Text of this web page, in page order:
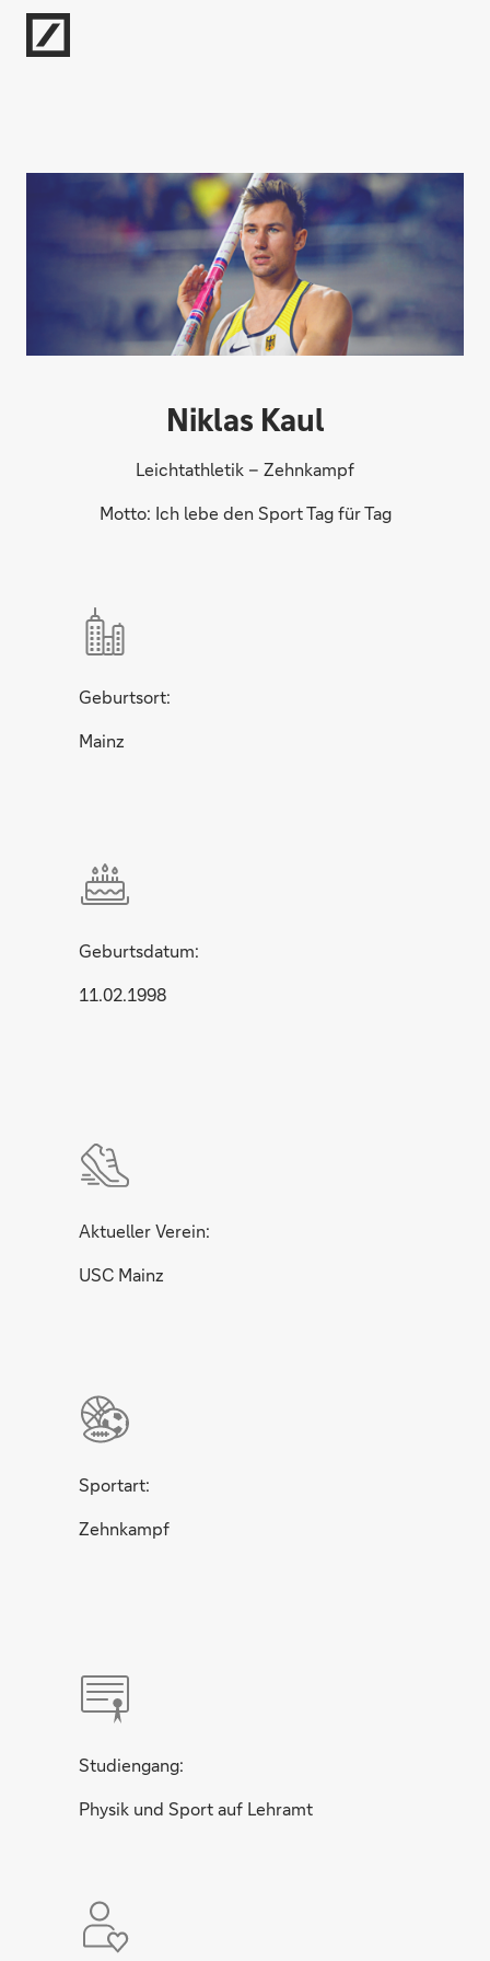
Niklas Kaul
Leichtathletik – Zehnkampf
Motto: Ich lebe den Sport Tag für Tag
Geburtsort:
Mainz
Geburtsdatum:
11.02.1998
Aktueller Verein:
USC Mainz
Sportart:
Zehnkampf
Studiengang:
Physik und Sport auf Lehramt